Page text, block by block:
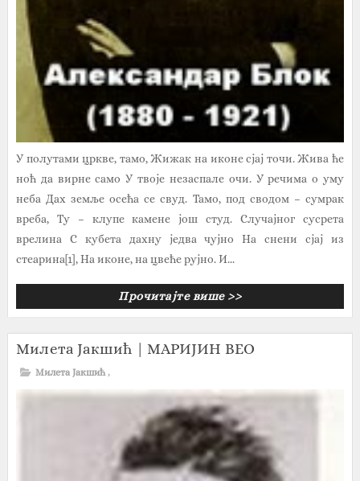
У полутами цркве, тамо, Жижак на иконе сјај точи. Жива ће
ноћ да вирне само У твоје незаспале очи. У речима о уму
неба Дах земље осећа се свуд. Тамо, под сводом – сумрак
вреба, Ту – клупе камене још студ. Случајног сусрета
врелина С кубета дахну једва чујно На снени сјај из
стеарина[1], На иконе, на цвеће рујно. И...
Прочитајте више >>
Милета Јакшић | МАРИЈИН ВЕО
Милета Јакшић ,